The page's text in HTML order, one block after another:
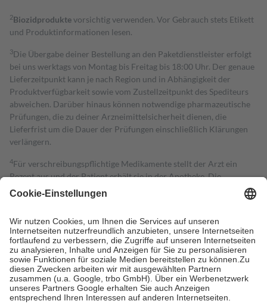
2Biozidproduktevorsichtig verwenden. Vor Gebrauch stets Etikett
und Produktinformationen lesen.
3Die Übergabe deiner Bestellung an den Paketdienstleister erfolgt
bei uns werktags von Montag bis Freitag bis 18:00 Uhr. Der genaue
Lieferzeitpunkt kann je nach Region und in Abhängigkeit der
Produktverfügbarkeit sowie vom Zustellzeitpunkt des Spediteurs
abweichen. Darüber hinaus können notwendige pharmazeutische
Prüfungen, die zu deiner Arzneimittelsicherheit dienen, die
Lieferfrist um die Dauer der Prüfungen einschließlich Klärungen
verlängern.
4Für verschreibungspflichtige Medikamente stellt der Arzt ein
Rezept aus und der Patient erhält sie in der Apotheke. Die
gesetzliche Krankenversicherung übernimmt in der Regel die
Kosten dafür, der Versicherte trägt einen Teil davon als Zuzahlung
Grundsätzlich leisten Mitglieder Zuzahlungen in Höhe von zehn
Prozent des Abgabepreises,mindestens jedochfünf Euround
höchstens zehn Euro.Es sind jedoch nie mehr als die tatsächlichen
Kosten der Leistung zu entrichten.
Diese Regeln gelten grundsätzlich auch für Online-Apotheken.
Bei Heilmitteln und häuslicher Krankenpflege beträgt die
Zuzahlung zehn Prozent der Kosten sowie zehn Euro je